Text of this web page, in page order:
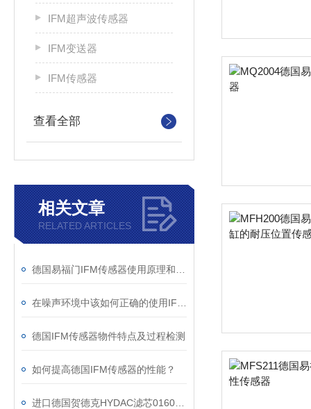
IFM超声波传感器
IFM变送器
IFM传感器
查看全部
相关文章
RELATED ARTICLES
德国IFM传感器物件特点及过程检测
如何提高德国IFM传感器的性能？